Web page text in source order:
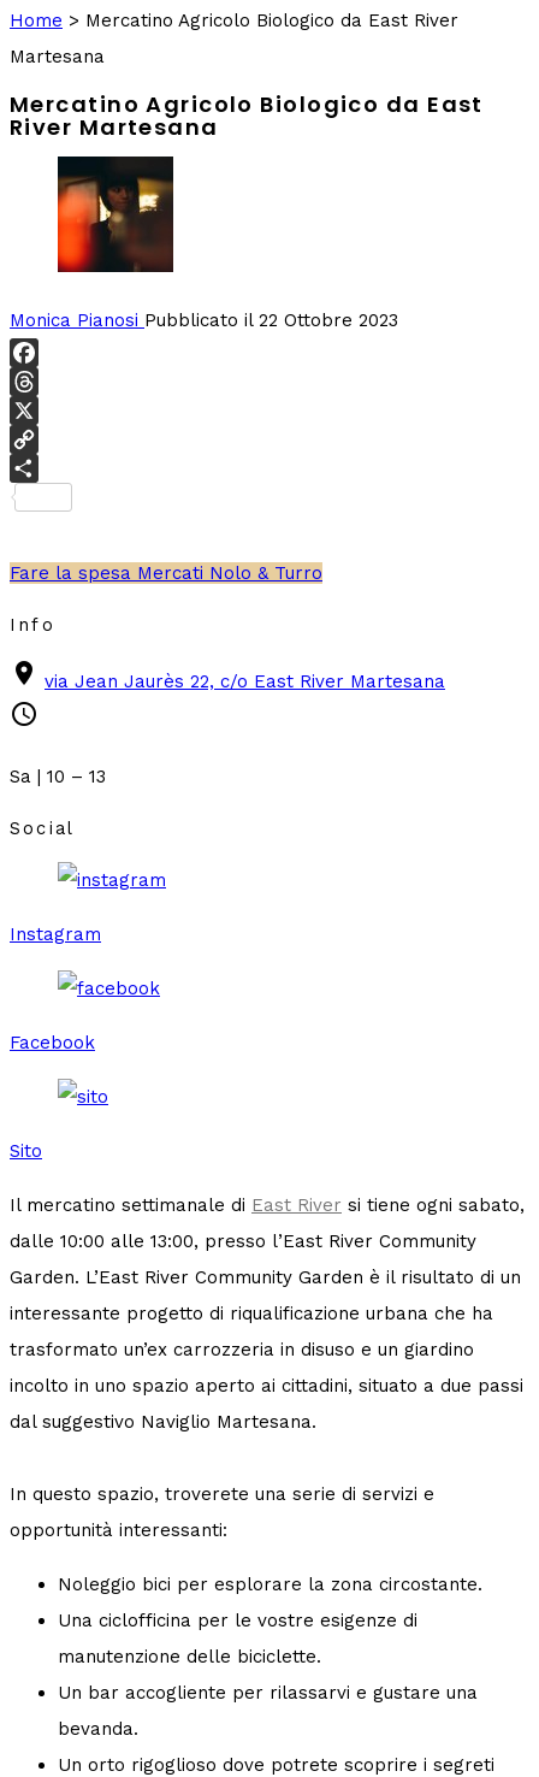
Home > Mercatino Agricolo Biologico da East River
Martesana
Mercatino Agricolo Biologico da East
River Martesana
Monica Pianosi Pubblicato il 22 Ottobre 2023
Facebook
Threads
X
Copy
Link
Fare la spesa Mercati Nolo & Turro
Info
place via Jean Jaurès 22, c/o East River Martesana
schedule
Sa | 10 – 13
Social
Instagram
Facebook
Sito
Il mercatino settimanale di East River si tiene ogni sabato,
dalle 10:00 alle 13:00, presso l’East River Community
Garden. L’East River Community Garden è il risultato di un
interessante progetto di riqualificazione urbana che ha
trasformato un’ex carrozzeria in disuso e un giardino
incolto in uno spazio aperto ai cittadini, situato a due passi
dal suggestivo Naviglio Martesana.
In questo spazio, troverete una serie di servizi e
opportunità interessanti:
Noleggio bici per esplorare la zona circostante.
Una ciclofficina per le vostre esigenze di
manutenzione delle biciclette.
Un bar accogliente per rilassarvi e gustare una
bevanda.
Un orto rigoglioso dove potrete scoprire i segreti